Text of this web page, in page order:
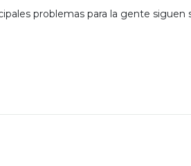
problemas para la gente siguen